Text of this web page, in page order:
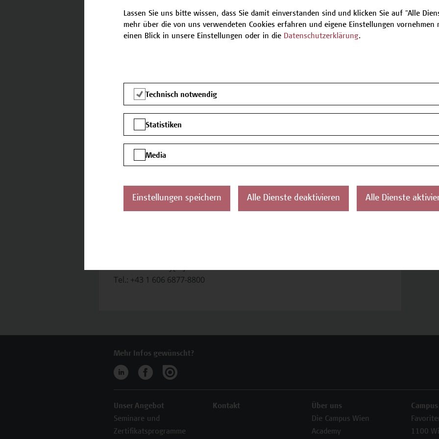
Gruppenarbeiten und praxisorientierten Aufgaben.
26.02.2027 - 16.04.2027
Kontakt
Tel.: +43 1 606 6877-8800
Mehr Infos gewünscht?
Unser Angebot
Seminare und
Zertifikatsprogramme
Über uns
Die Campus Wien
Academy
Kontakt
1100
Lassen Sie uns bitte wissen, dass Sie damit einverstanden sind und klicken Sie auf "Alle
mehr über die von uns verwendeten Cookies erfahren und eigene Einstellungen
einen Blick in unsere Einstellungen oder in die Datenschutzerklärung.
Technisch notwendig
Statistiken
Media
Einstellungen speichern Alle Dienste deaktivieren Alle Dienste